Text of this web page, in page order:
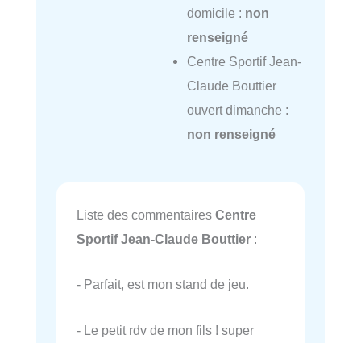
domicile : non
renseigné
Centre Sportif Jean-
Claude Bouttier
ouvert dimanche :
non renseigné
Liste des commentaires Centre
Sportif Jean-Claude Bouttier :
- Parfait, est mon stand de jeu.
- Le petit rdv de mon fils ! super